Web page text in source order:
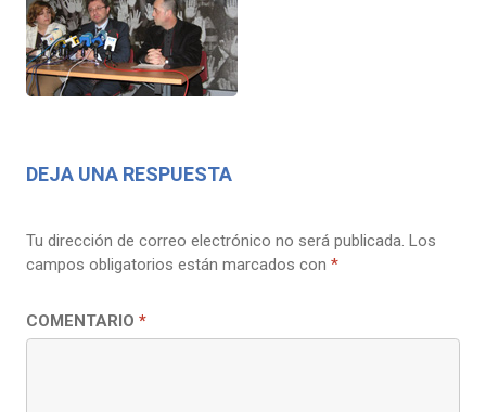
DEJA UNA RESPUESTA
Tu dirección de correo electrónico no será publicada. Los
campos obligatorios están marcados con *
COMENTARIO *